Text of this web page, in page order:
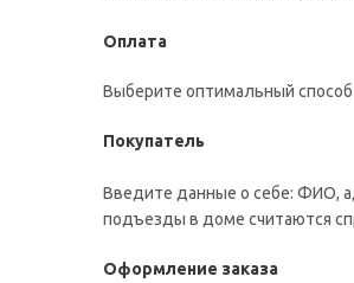
Оплата
Выберите оптимальный
Покупатель
Введите данные о себе: ФИО,
подъезды в доме считаются
Оформление заказа